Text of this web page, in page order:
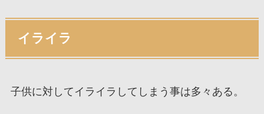
イライラ
子供に対してイライラしてしまう事は多々ある。